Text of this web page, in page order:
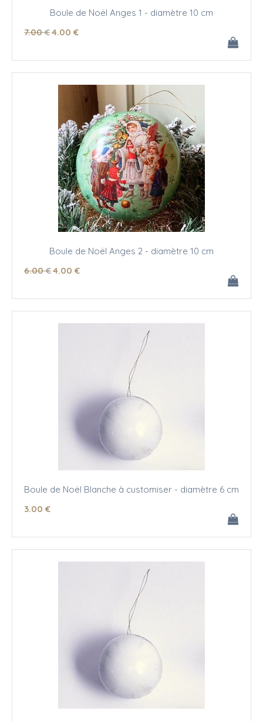
Boule de Noël Anges 1 - diamètre 10 cm
7.00 €4.00 €
Boule de Noël Anges 2 - diamètre 10 cm
6.00 €4.00 €
Boule de Noël Blanche à customiser - diamètre 6 cm
3.00 €